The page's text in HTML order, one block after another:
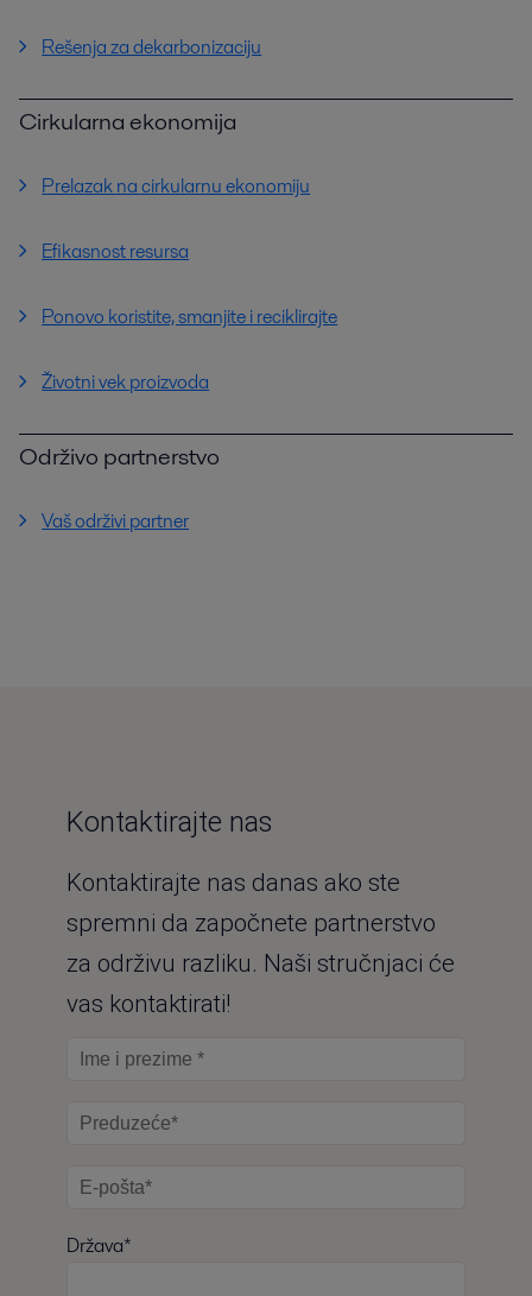
Rešenja za dekarbonizaciju
Cirkularna ekonomija
Prelazak na cirkularnu ekonomiju
Efikasnost resursa
Ponovo koristite, smanjite i reciklirajte
Životni vek proizvoda
Održivo partnerstvo
Vaš održivi partner
Kontaktirajte nas
Kontaktirajte nas danas ako ste
spremni da započnete partnerstvo
za održivu razliku. Naši stručnjaci će
vas kontaktirati!
Država*